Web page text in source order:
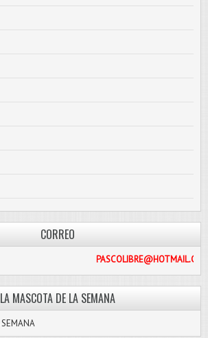
CORREO
LA MASCOTA DE LA SEMANA